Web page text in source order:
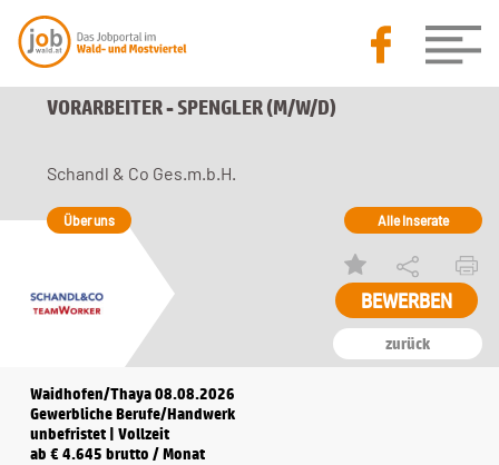
VORARBEITER - SPENGLER (M/W/D)
zurück
Schandl & Co Ges.m.b.H.
Über uns Alle Inserate
BEWERBEN
Waidhofen/Thaya 08.08.2026
Gewerbliche Berufe/Handwerk
unbefristet | Vollzeit
ab € 4.645 brutto / Monat